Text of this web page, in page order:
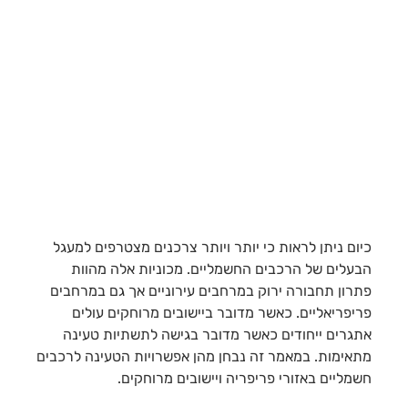
כיום ניתן לראות כי יותר ויותר צרכנים מצטרפים למעגל
הבעלים של הרכבים החשמליים. מכוניות אלה מהוות
פתרון תחבורה ירוק במרחבים עירוניים אך גם במרחבים
פריפריאליים. כאשר מדובר ביישובים מרוחקים עולים
אתגרים ייחודים כאשר מדובר בגישה לתשתיות טעינה
מתאימות. במאמר זה נבחן מהן אפשרויות הטעינה לרכבים
חשמליים באזורי פריפריה ויישובים מרוחקים.